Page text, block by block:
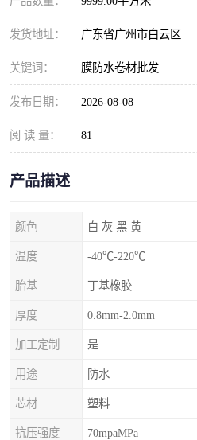
发货地址： 广东省广州市白云区
关键词： 膜防水卷材批发
发布日期： 2026-08-08
阅 读 量： 81
产品描述
颜色 白 灰 黑 黄
温度 -40℃-220℃
胎基 丁基橡胶
厚度 0.8mm-2.0mm
加工定制 是
用途 防水
芯材 塑料
抗压强度 70mpaMPa